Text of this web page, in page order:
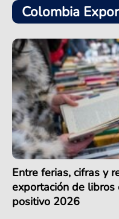
Colombia
Entre ferias, cifras y
exportación de libros
positivo 2026